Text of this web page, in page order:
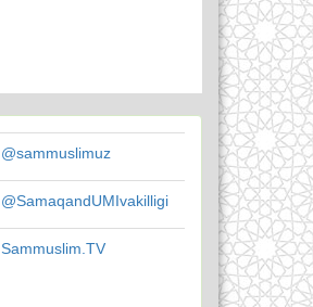
@sammuslimuz
@SamaqandUMIvakilligi
Sammuslim.TV